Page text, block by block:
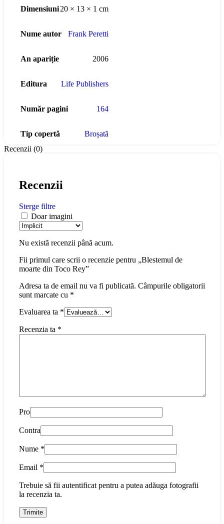
Dimensiuni20 × 13 × 1 cm
Nume autor Frank Peretti
An apariție 2006
Editura Life Publishers
Număr pagini 164
Tip copertă
Broșată
Recenzii (0)
Recenzii
Sterge filtre
Doar imagini
Nu există recenzii până acum.
Fii primul care scrii o recenzie pentru „Blestemul de
moarte din Toco Rey”
Adresa ta de email nu va fi publicată. Câmpurile obligatorii
sunt marcate cu *
Evaluarea ta *
Recenzia ta *
Pro
Contra
Nume *
Email *
Trebuie să fii autentificat pentru a putea adăuga fotografii
la recenzia ta.